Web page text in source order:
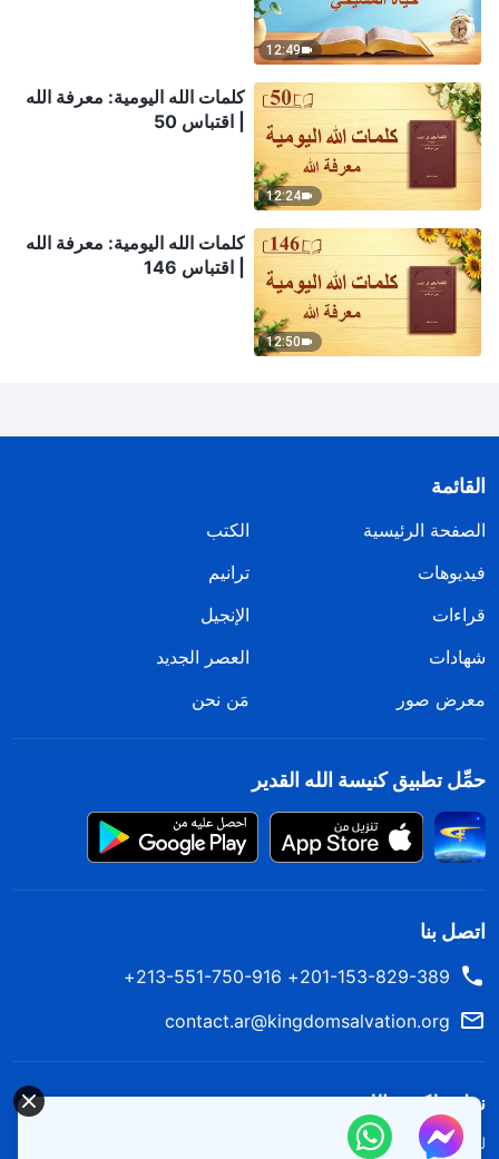
12:49
12:24
كلمات الله اليومية: معرفة الله
| اقتباس 50
12:50
كلمات الله اليومية: معرفة الله
| اقتباس 146
القائمة
الصفحة الرئيسية
الكتب
فيديوهات
ترانيم
قراءات
الإنجيل
شهادات
العصر الجديد
معرض صور
مَن نحن
حمِّل تطبيق كنيسة الله القدير
اتصل بنا
201-153-829-389+ 213-551-750-916+
contact.ar@kingdomsalvation.org
نزل ملكوت الله.
لقد نزلت المملكة بالفعل إلى الأرض! هل تريد دخوله؟